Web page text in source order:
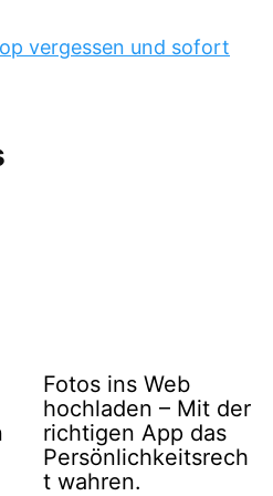
vergessen und sofort
Fotos ins Web
hochladen – Mit der
richtigen App das
Persönlichkeitsrech
t wahren.